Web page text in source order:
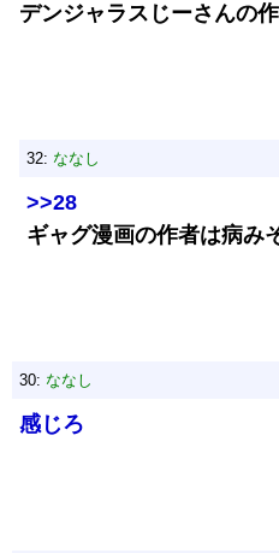
デンジャラスじーさんの
32: ななし
>>28
ギャグ漫画の作者は病み
30: ななし
感じろ